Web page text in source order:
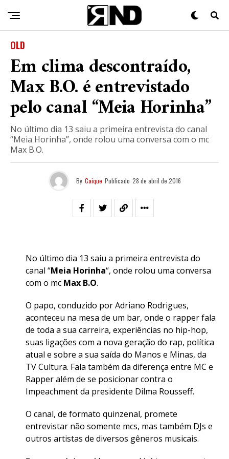
OLD
Em clima descontraído,
Max B.O. é entrevistado
pelo canal “Meia Horinha”
No último dia 13 saiu a primeira entrevista do canal
“Meia Horinha”, onde rolou uma conversa com o mc
Max B.O.
By Caique Publicado 28 de abril de 2016
No último dia 13 saiu a primeira entrevista do
canal “Meia Horinha“, onde rolou uma conversa
com o mc Max B.O.
O papo, conduzido por Adriano Rodrigues,
aconteceu na mesa de um bar, onde o rapper fala
de toda a sua carreira, experiências no hip-hop,
suas ligações com a nova geração do rap, política
atual e sobre a sua saída do Manos e Minas, da
TV Cultura. Fala também da diferença entre MC e
Rapper além de se posicionar contra o
Impeachment da presidente Dilma Rousseff.
O canal, de formato quinzenal, promete
entrevistar não somente mcs, mas também DJs e
outros artistas de diversos gêneros musicais.